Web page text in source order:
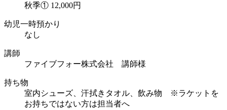
秋季① 12,000円
幼児一時預かり
なし
講師
ファイブフォー株式会社 講師様
持ち物
室内シューズ、汗拭きタオル、飲み物 ※ラケットを
お持ちではない方は担当者へ